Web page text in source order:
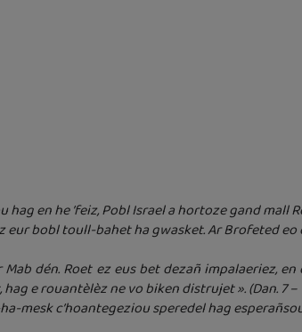
en he ’feiz, Pobl Israel a hortoze gand mall
eur bobl toull-bahet ha gwasket. Ar Brofeted
dén. Roet ez eus bet dezañ impalaeriez,
e rouantèlèz ne vo biken distrujet ». (Dan. 7 –
mesk c’hoantegeziou speredel hag